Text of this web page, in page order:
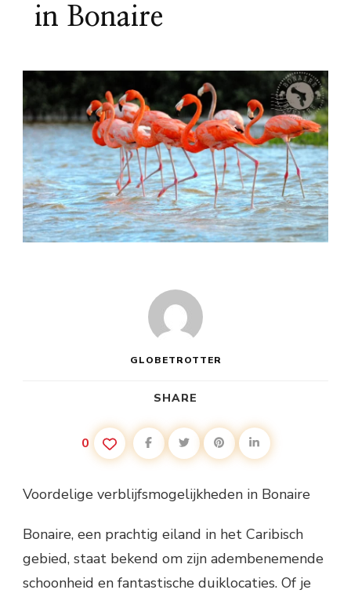
in Bonaire
GLOBETROTTER
SHARE
0
Voordelige verblijfsmogelijkheden in Bonaire
Bonaire, een prachtig eiland in het Caribisch
gebied, staat bekend om zijn adembenemende
schoonheid en fantastische duiklocaties. Of je